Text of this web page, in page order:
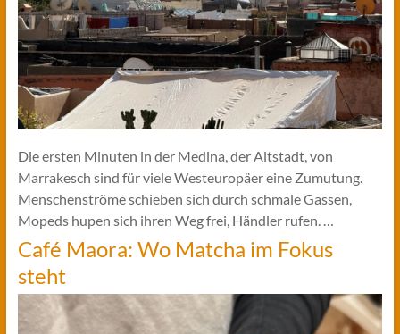
Die ersten Minuten in der Medina, der Altstadt, von
Marrakesch sind für viele Westeuropäer eine Zumutung.
Menschenströme schieben sich durch schmale Gassen,
Mopeds hupen sich ihren Weg frei, Händler rufen. …
Café Maora: Wo Matcha im Fokus
steht